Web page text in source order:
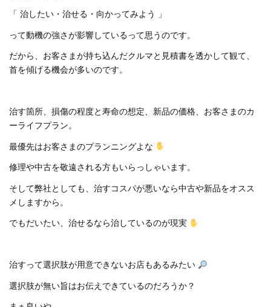
「 治したい・治せる・向かってみよう 」
って動機の強さが影響しているって思うのです。
だから、お客さまが持ち込んだクルマと見積書を透かして観て、
首を傾げる機会が多いのです。
治す箇所、損傷の程度と寿命の想定、新品の価格、お客さまのカ
ーライフプラン。
最優先はお客さまのプランニングよな
修理や中古を敬遠される方もいらっしゃいます。
そして弊社としても、治すコスパが悪いなら中古や新品をオスス
メしますから。
でもだいたい、治せるなら治しているのが現実
治すって選択肢が用意できないお店もあるみたい
選択肢が無い旨はお伝えできているのだろうか？